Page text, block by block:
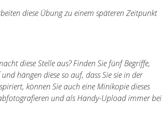
diese Übung zu einem späteren Zeitpunkt
diese Stelle aus? Finden Sie fünf Begriffe,
hängen diese so auf, dass Sie sie in der
können Sie auch eine Minikopie dieses
und als Handy-Upload immer bei